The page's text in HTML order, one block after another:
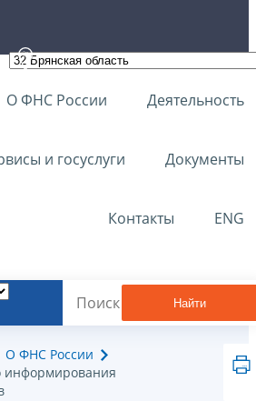
О ФНС России Деятельность
и госуслуги Документы
Контакты ENG
Найти
О ФНС России
информирования